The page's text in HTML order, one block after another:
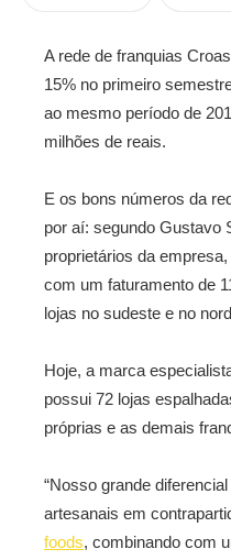
A rede de franquias
15% no primeiro
ao mesmo período de
milhões de reais.
E os bons números da
por aí: segundo Gustavo
proprietários da
com um faturamento de
lojas no sudeste e no
Hoje, a marca
possui 72 lojas
próprias e as demais
“Nosso grande
artesanais em
foods, combinando com